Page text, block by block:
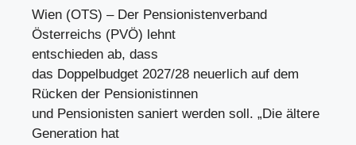
Wien (OTS) – Der Pensionistenverband
Österreichs (PVÖ) lehnt
entschieden ab, dass
das Doppelbudget 2027/28 neuerlich auf dem
Rücken der Pensionistinnen
und Pensionisten saniert werden soll. „Die ältere
Generation hat